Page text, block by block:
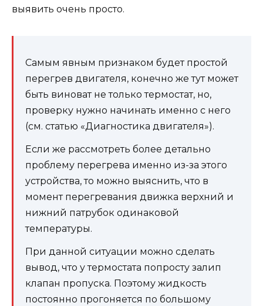
выявить очень просто.
Самым явным признаком будет простой
перегрев двигателя, конечно же тут может
быть виноват не только термостат, но,
проверку нужно начинать именно с него
(см. статью «Диагностика двигателя»).
Если же рассмотреть более детально
проблему перегрева именно из-за этого
устройства, то можно выяснить, что в
момент перегревания движка верхний и
нижний патрубок одинаковой
температуры.
При данной ситуации можно сделать
вывод, что у термостата попросту залип
клапан пропуска. Поэтому жидкость
постоянно прогоняется по большому